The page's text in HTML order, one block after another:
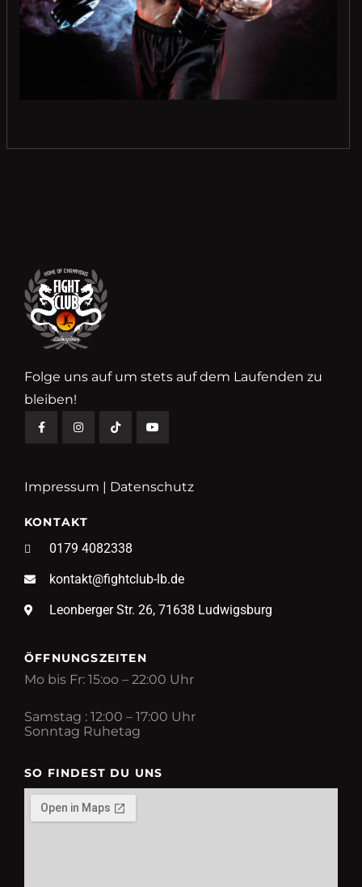
Folge uns auf um stets auf dem Laufenden zu
bleiben!
Impressum | Datenschutz
KONTAKT
0179 4082338
kontakt@fightclub-lb.de
Leonberger Str. 26, 71638 Ludwigsburg
ÖFFNUNGSZEITEN
Mo bis Fr: 15:oo – 22:00 Uhr
Samstag : 12:00 – 17:00 Uhr
Sonntag Ruhetag
SO FINDEST DU UNS